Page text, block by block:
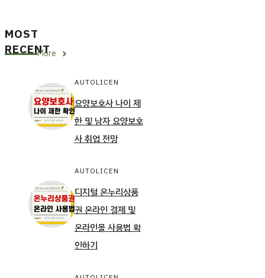
MOST
RECENT
More
AUTOLICEN
요양보호사 나이 제
한 및 남자 요양보호
사 취업 전망
AUTOLICEN
디지털 온누리상품
권 온라인 결제 및
온라인몰 사용법 확
인하기